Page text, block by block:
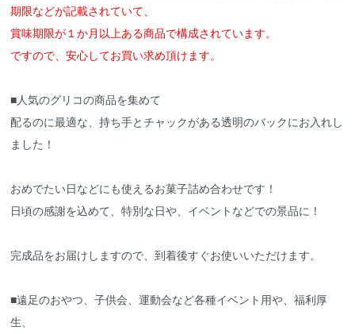
期限などが記載されていて、
賞味期限が１か月以上ある商品で構成されています。
ですので、安心してお買い求め頂けます。
■人気のグリコの商品を集めて
配るのに最適な、持ち手とチャックがある透明のバックにお入れし
ました！
おめでたい日などにも使えるお菓子詰め合わせです！
日頃の感謝を込めて、特別な日や、イベントなどでの景品に！
完成品をお届けしますので、到着後すぐお使いいただけます。
■遠足のおやつ、子供会、運動会など各種イベント用や、福利厚
生、